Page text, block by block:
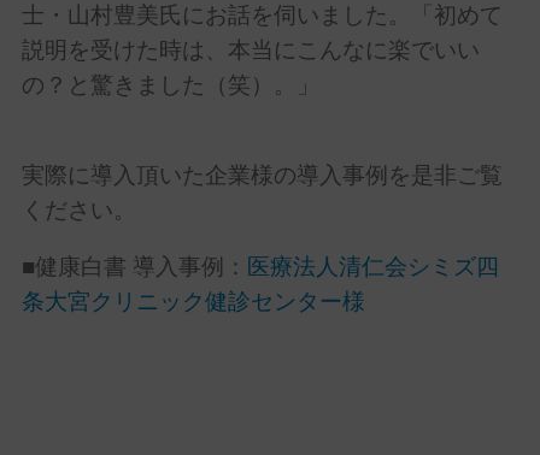
士・山村豊美氏にお話を伺いました。「初めて
説明を受けた時は、本当にこんなに楽でいい
の？と驚きました（笑）。」
実際に導入頂いた企業様の導入事例 を是非ご覧
ください。
■健康白書 導入事例： 医療法人清仁会シミズ四
条大宮クリニック健診センター様